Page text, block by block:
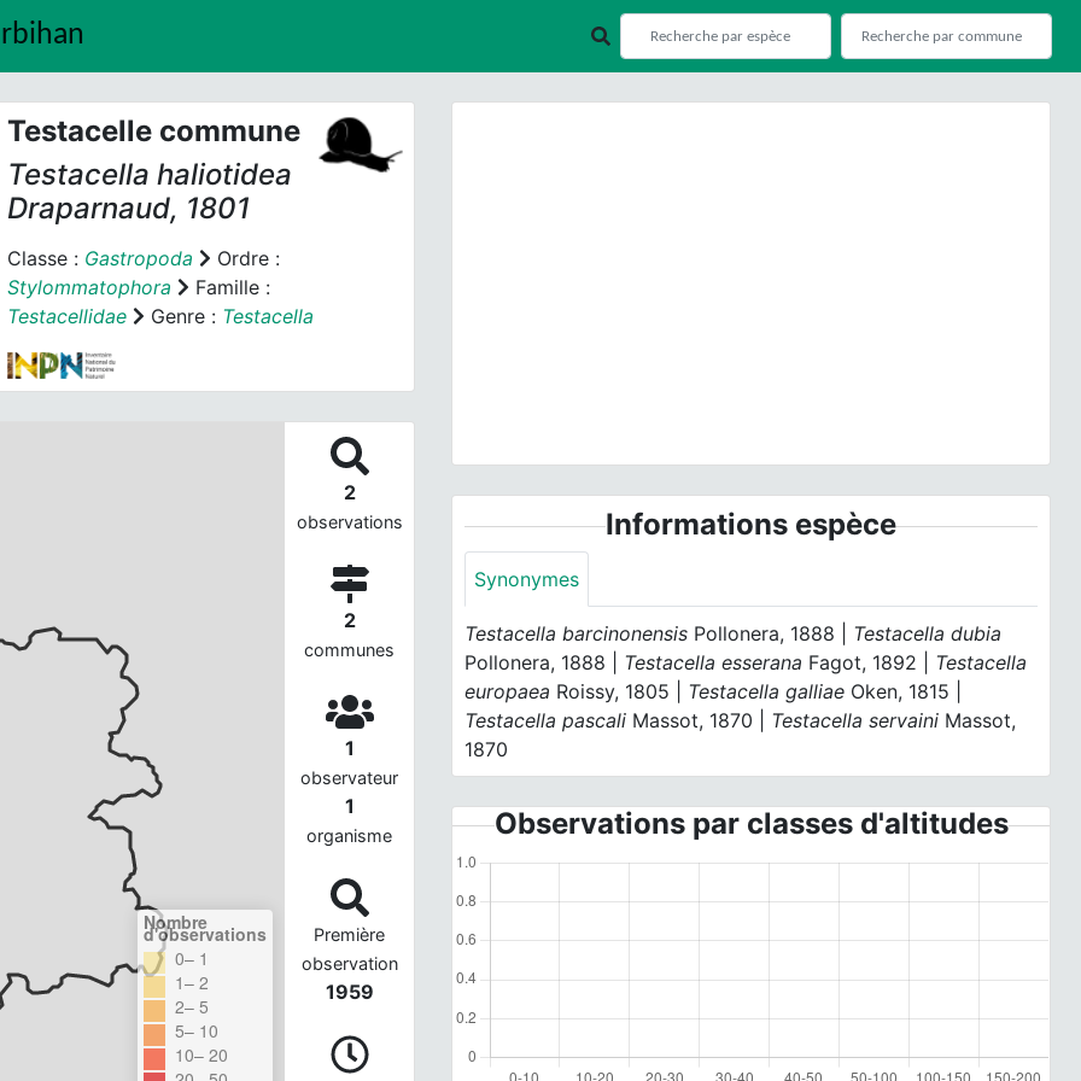
Testacelle commune
Testacella haliotidea
Draparnaud, 1801
Classe : Gastropoda
Ordre :
Stylommatophora
Famille :
Testacellidae
Genre : Testacella
Nombre
d'observations
0– 1
1– 2
2– 5
5– 10
10– 20
2
observations
2
communes
1
observateur
1
organisme
Première
observation
1959
Informations espèce
Synonymes
Testacella barcinonensis Pollonera, 1888 | Testacella dubia
Pollonera, 1888 | Testacella esserana Fagot, 1892 | Testacella
europaea Roissy, 1805 | Testacella galliae Oken, 1815 |
Testacella pascali Massot, 1870 | Testacella servaini Massot,
1870
Observations par classes d'altitudes